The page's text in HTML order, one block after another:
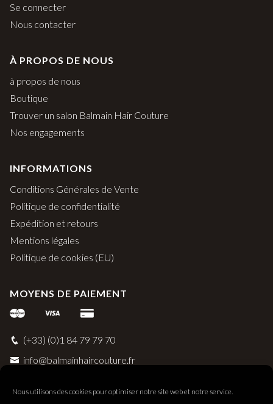
Nous utilisons des cookies pour optimiser notre site web et notre service.
Se connecter
Nous contacter
À PROPOS DE NOUS
à propos de nous
Boutique
Trouver un salon Balmain Hair Couture
Nos engagements
INFORMATIONS
Conditions Générales de Vente
Politique de confidentialité
Expédition et retours
Mentions légales
Politique de cookies (EU)
MOYENS DE PAIEMENT
(+33) (0)1 84 79 79 70
info@balmainhaircouture.fr